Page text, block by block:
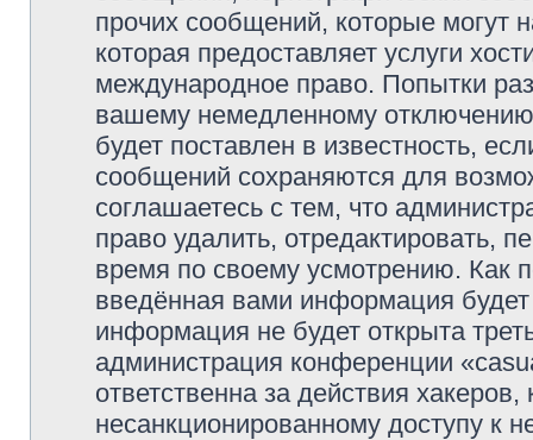
прочих сообщений, которые могут
которая предоставляет услуги
международное право. Попытки
вашему немедленному
будет поставлен в известность,
сообщений сохраняются для
соглашаетесь с тем, что
право удалить, отредактировать,
время по своему усмотрению. Как
введённая вами информация
информация не будет открыта
администрация конференции
ответственна за действия
несанкционированному доступу к